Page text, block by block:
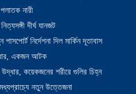
নারী
দীর্ঘ যানজট
নির্দেশনা দিল মার্কিন দূতাবাস
একজন আটক
কয়েকজনের শরীরে গুলির চিহ্ন
মধ্যপ্রাচ্যে নতুন উত্তেজনা